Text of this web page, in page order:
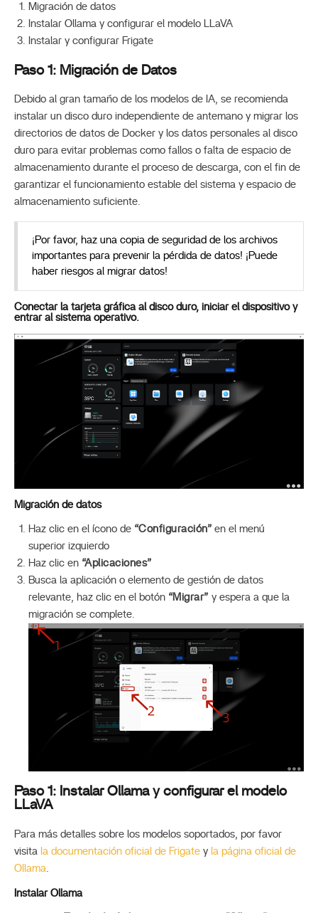
Migración de datos
Instalar Ollama y configurar el modelo LLaVA
Instalar y configurar Frigate
Paso 1: Migración de Datos
Debido al gran tamaño de los modelos de IA, se recomienda
instalar un disco duro independiente de antemano y migrar los
directorios de datos de Docker y los datos personales al disco
duro para evitar problemas como fallos o falta de espacio de
almacenamiento durante el proceso de descarga, con el fin de
garantizar el funcionamiento estable del sistema y espacio de
almacenamiento suficiente.
¡Por favor, haz una copia de seguridad de los archivos
importantes para prevenir la pérdida de datos! ¡Puede
haber riesgos al migrar datos!
Conectar la tarjeta gráfica al disco duro, iniciar el dispositivo y
entrar al sistema operativo.
Migración de datos
Haz clic en el ícono de “Configuración” en el menú
superior izquierdo
Haz clic en “Aplicaciones”
Busca la aplicación o elemento de gestión de datos
relevante, haz clic en el botón “Migrar” y espera a que la
migración se complete.
Paso 1: Instalar Ollama y configurar el modelo
LLaVA
Para más detalles sobre los modelos soportados, por favor
visita la documentación oficial de Frigate y la página oficial de
Ollama
Instalar Ollama